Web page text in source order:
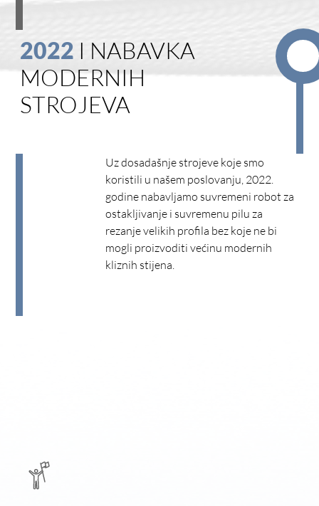
2022 I NABAVKA
MODERNIH
STROJEVA
Uz dosadašnje strojeve koje smo
koristili u našem poslovanju, 2022.
godine nabavljamo suvremeni robot za
ostakljivanje i suvremenu pilu za
rezanje velikih profila bez koje ne bi
mogli proizvoditi većinu modernih
kliznih stijena.